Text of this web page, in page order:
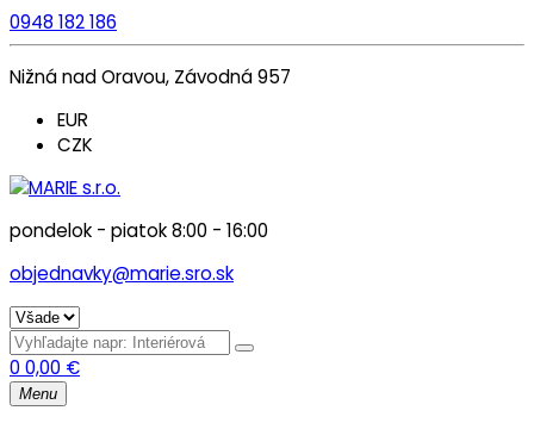
0948 182 186
Nižná nad Oravou, Závodná 957
EUR
CZK
pondelok - piatok 8:00 - 16:00
objednavky@marie.sro.sk
0 0,00 €
Menu